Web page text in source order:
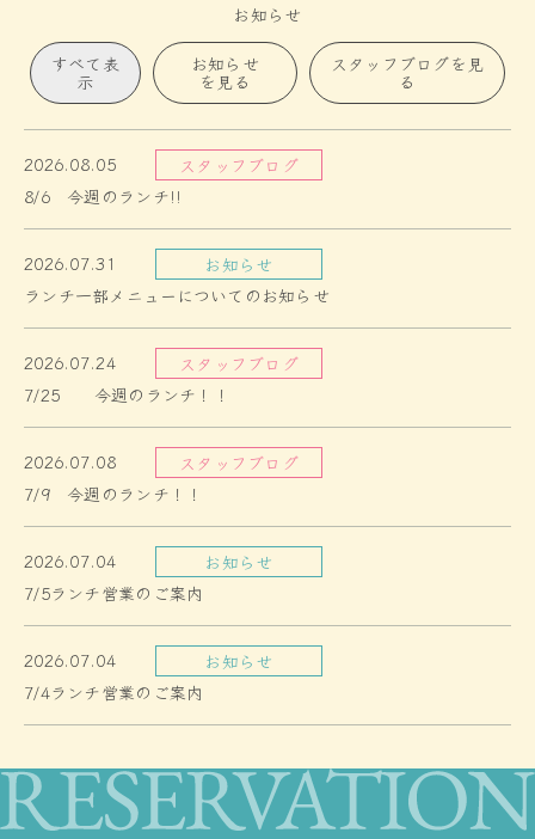
お知らせ
すべて表
示
お知らせ
を見る
スタッフブログを見
る
2026.08.05
スタッフブログ
8/6 今週のランチ!!
2026.07.31
お知らせ
ランチ一部メニューについてのお知らせ
2026.07.24
スタッフブログ
7/25 今週のランチ！！
2026.07.08
スタッフブログ
7/9 今週のランチ！！
2026.07.04
お知らせ
7/5ランチ営業のご案内
2026.07.04
お知らせ
7/4ランチ営業のご案内